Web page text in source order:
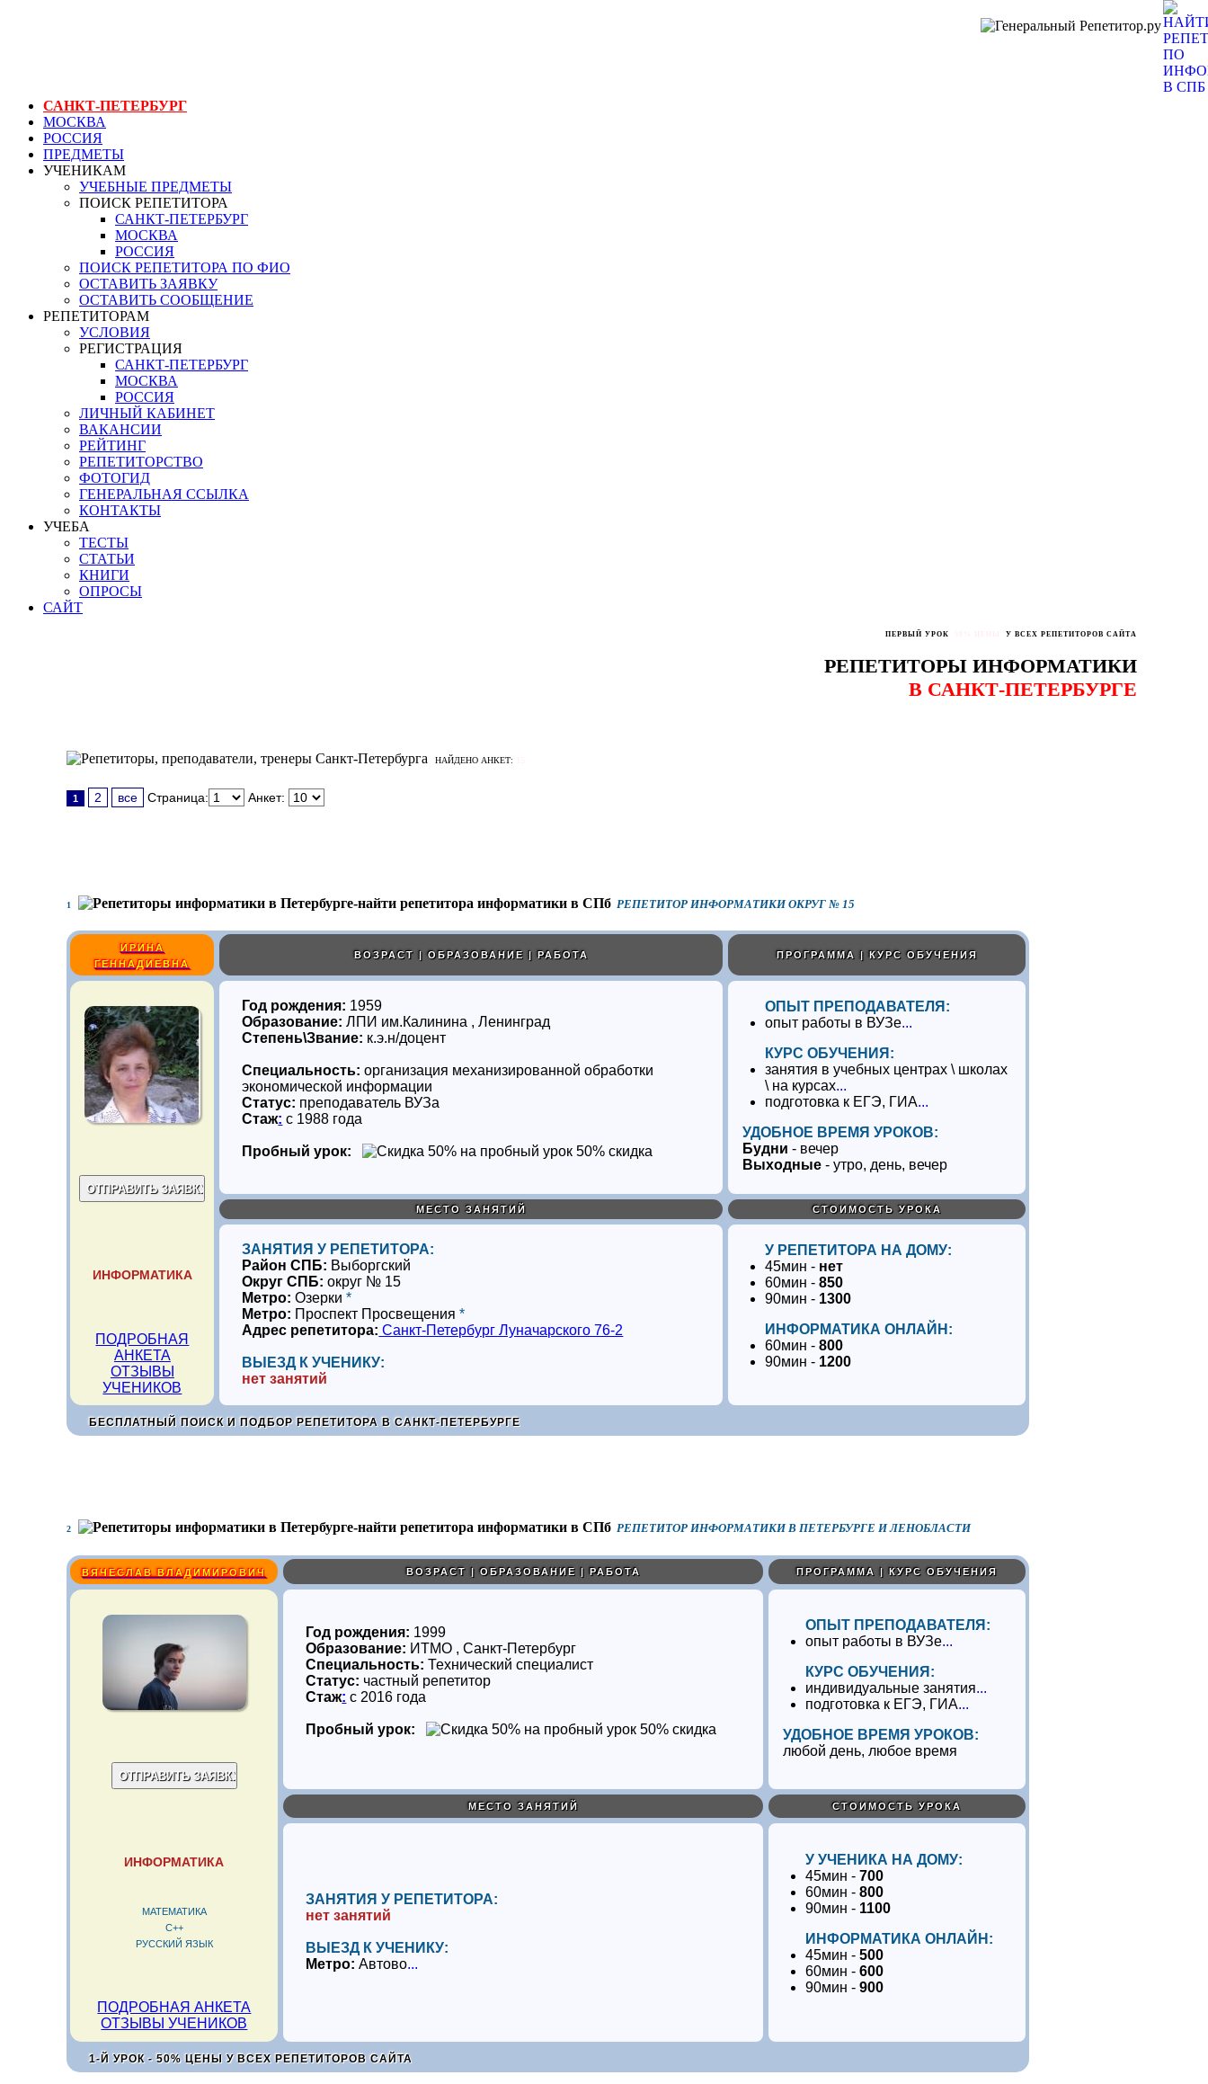
САНКТ-ПЕТЕРБУРГ
МОСКВА
РОССИЯ
ПРЕДМЕТЫ
УЧЕНИКАМ
УЧЕБНЫЕ ПРЕДМЕТЫ
ПОИСК РЕПЕТИТОРА
САНКТ-ПЕТЕРБУРГ
МОСКВА
РОССИЯ
ПОИСК РЕПЕТИТОРА ПО ФИО
ОСТАВИТЬ ЗАЯВКУ
ОСТАВИТЬ СООБЩЕНИЕ
РЕПЕТИТОРАМ
УСЛОВИЯ
РЕГИСТРАЦИЯ
САНКТ-ПЕТЕРБУРГ
МОСКВА
РОССИЯ
ЛИЧНЫЙ КАБИНЕТ
ВАКАНСИИ
РЕЙТИНГ
РЕПЕТИТОРСТВО
ФОТОГИД
ГЕНЕРАЛЬНАЯ ССЫЛКА
КОНТАКТЫ
УЧЕБА
ТЕСТЫ
СТАТЬИ
КНИГИ
ОПРОСЫ
САЙТ
ПЕРВЫЙ УРОК У ВСЕХ РЕПЕТИТОРОВ САЙТА
РЕПЕТИТОРЫ ИНФОРМАТИКИ
В САНКТ-ПЕТЕРБУРГЕ
НАЙДЕНО АНКЕТ:
1 2 все Страница: Анкет:
1 РЕПЕТИТОР ИНФОРМАТИКИ ОКРУГ № 15
ИРИНА
ГЕННАДИЕВНА
ВОЗРАСТ | ОБРАЗОВАНИЕ | РАБОТА ПРОГРАММА | КУРС ОБУЧЕНИЯ
ИНФОРМАТИКА
ПОДРОБНАЯ
АНКЕТА
ОТЗЫВЫ
УЧЕНИКОВ
Год рождения: 1959
Образование:ЛПИ им.Калинина , Ленинград
Степень\Звание: к.э.н/доцент
Специальность:организация механизированной обработки
экономической информации
Статус: преподаватель ВУЗа
Стаж: с 1988 года
Пробный урок: 50% скидка
ОПЫТ ПРЕПОДАВАТЕЛЯ:
опыт работы в ВУЗе...
КУРС ОБУЧЕНИЯ:
занятия в учебных центрах \ школах
\ на курсах...
подготовка к ЕГЭ, ГИА...
УДОБНОЕ ВРЕМЯ УРОКОВ:
Будни - вечер
Выходные - утро, день, вечер
МЕСТО ЗАНЯТИЙ СТОИМОСТЬ УРОКА
ЗАНЯТИЯ У РЕПЕТИТОРА:
Район СПБ: Выборгский
Округ СПБ: округ № 15
Метро:Озерки*
Метро: Проспект Просвещения*
Адрес репетитора: Санкт-Петербург Луначарского 76-2
ВЫЕЗД К УЧЕНИКУ:
нет занятий
У РЕПЕТИТОРА НА ДОМУ:
45мин - нет
60мин -850
90мин - 1300
ИНФОРМАТИКА ОНЛАЙН:
60мин -800
90мин - 1200
БЕСПЛАТНЫЙ ПОИСК И ПОДБОР РЕПЕТИТОРА В САНКТ-ПЕТЕРБУРГЕ
2 РЕПЕТИТОР ИНФОРМАТИКИ В ПЕТЕРБУРГЕ И ЛЕНОБЛАСТИ
ВЯЧЕСЛАВ ВЛАДИМИРОВИЧ ВОЗРАСТ | ОБРАЗОВАНИЕ | РАБОТА ПРОГРАММА | КУРС ОБУЧЕНИЯ
ИНФОРМАТИКА
МАТЕМАТИКА
C++
РУССКИЙ ЯЗЫК
ПОДРОБНАЯ АНКЕТА
ОТЗЫВЫ УЧЕНИКОВ
Год рождения: 1999
Образование: ИТМО , Санкт-Петербург
Специальность:Технический специалист
Статус: частный репетитор
Стаж: с 2016 года
Пробный урок: 50% скидка
ОПЫТ ПРЕПОДАВАТЕЛЯ:
опыт работы в ВУЗе...
КУРС ОБУЧЕНИЯ:
индивидуальные занятия...
подготовка к ЕГЭ, ГИА...
УДОБНОЕ ВРЕМЯ УРОКОВ:
любой день, любое время
МЕСТО ЗАНЯТИЙ СТОИМОСТЬ УРОКА
ЗАНЯТИЯ У РЕПЕТИТОРА:
нет занятий
ВЫЕЗД К УЧЕНИКУ:
Метро:Автово...
У УЧЕНИКА НА ДОМУ:
45мин -700
60мин -800
90мин - 1100
ИНФОРМАТИКА ОНЛАЙН:
45мин -500
60мин -600
90мин -900
1-Й УРОК - 50% ЦЕНЫ У ВСЕХ РЕПЕТИТОРОВ САЙТА